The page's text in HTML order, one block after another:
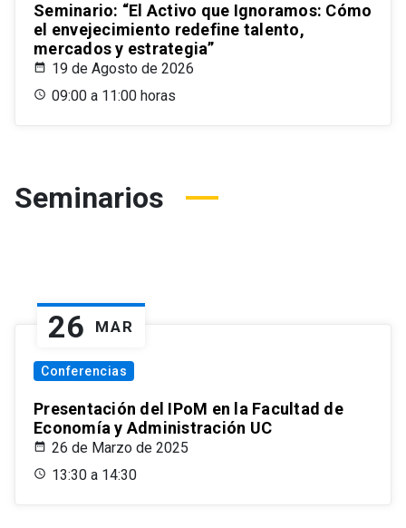
Seminario: “El Activo que Ignoramos: Cómo
el envejecimiento redefine talento,
mercados y estrategia”
19 de Agosto de 2026
09:00 a 11:00 horas
Seminarios
26 MAR
Conferencias
Presentación del IPoM en la Facultad de
Economía y Administración UC
26 de Marzo de 2025
13:30 a 14:30